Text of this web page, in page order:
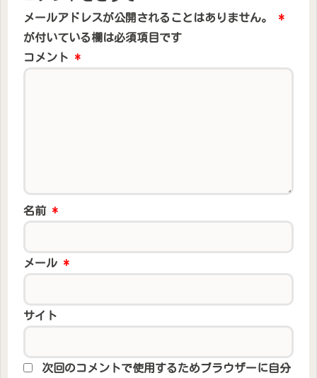
メールアドレスが公開されることはありません。
*
が付いている欄は必須項目です
コメント *
名前 *
メール *
サイト
次回のコメントで使用するためブラウザーに自分